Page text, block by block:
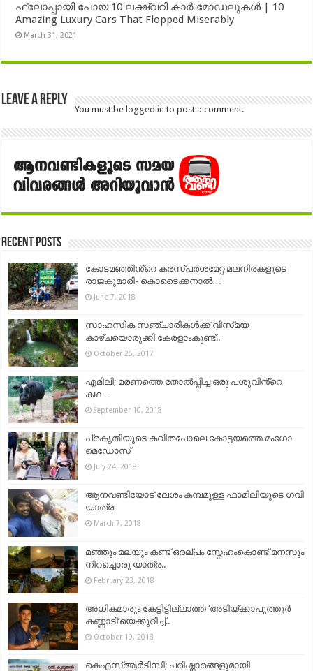
ഫ്ലോപ്പായി പോയ 10 ലക്ഷ്വറി കാർ മോഡലുകൾ | 10
Amazing Luxury Cars That Flopped Miserably
March 31, 2021
Leave a Reply
You must be logged in to post a comment.
Recent Posts
കോടമഞ്ഞിൻ്റെ കരസ്പർശമേറ്റ മലനിരകളുടെ
രാജകുമാരി- കൊടൈക്കനാൽ…
June 7, 2018
സാഹസിക സഞ്ചാരികള്‍ക്ക്‌ വിസ്‌മയ
കാഴ്‌ചയൊരുക്കി കേരളാംകുണ്ട്‌..
October 25, 2017
എമിലി; മരണത്തെ തോൽപ്പിച്ച ഒരു പശുവിൻ്റെ
കഥ…
September 10, 2018
പ്രകൃതിയുടെ കവിതപോലെ കോട്ടയത്തെ മംഗോ
മെഡോസ്
July 24, 2018
ആനവണ്ടിയോട് ലേശം കമ്പമുള്ള ഫാമിലിയുടെ ഗവി
യാത്ര
March 7, 2018
മഞ്ഞും മലയും കണ്ട് ഒരല്പം സ്നേഹംകൊണ്ട് മനസും
നിറച്ചൊരു യാത്ര..
February 23, 2018
അധികമാരും കേട്ടിട്ടില്ലാത്ത ‘അടിയ്‌ക്കാപുത്തൂർ
കണ്ണാടി’യെക്കുറിച്ച്..
October 19, 2018
കെഎസ്ആര്‍ടിസി; പരിഷ്ക്കാരങ്ങളുമായി